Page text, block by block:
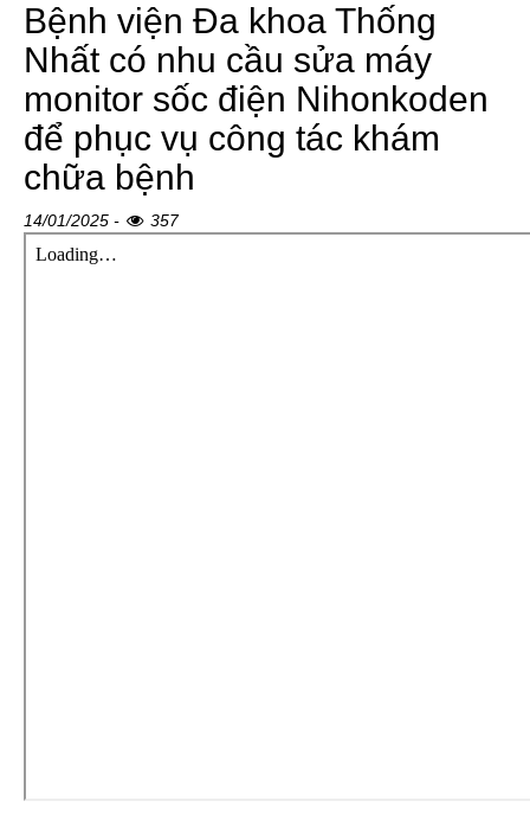
Bệnh viện Đa khoa Thống
Nhất có nhu cầu sửa máy
monitor sốc điện Nihonkoden
để phục vụ công tác khám
chữa bệnh
14/01/2025 - 357